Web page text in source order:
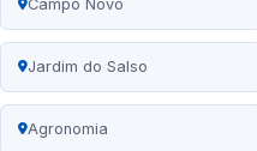
Campo Novo
Jardim do Salso
Agronomia